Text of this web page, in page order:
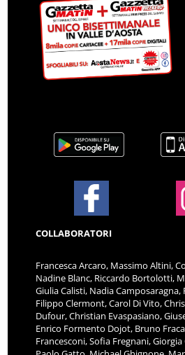
COLLABORATORI
Francesca Arcaro, Massimo Altini,
Nadine Blanc, Riccardo Bortolotti,
Giulia Calisti, Nadia Camposaragna,
Filippo Clermont, Carol Di Vito,
Dufour, Christian Evaspasiano,
Enrico Formento Dojot, Bruno
Francesconi, Sofia Fregnani,